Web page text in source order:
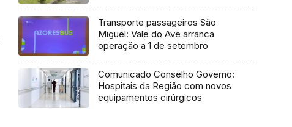
Transporte passageiros São
Miguel: Vale do Ave arranca
operação a 1 de setembro
Comunicado Conselho Governo:
Hospitais da Região com novos
equipamentos cirúrgicos